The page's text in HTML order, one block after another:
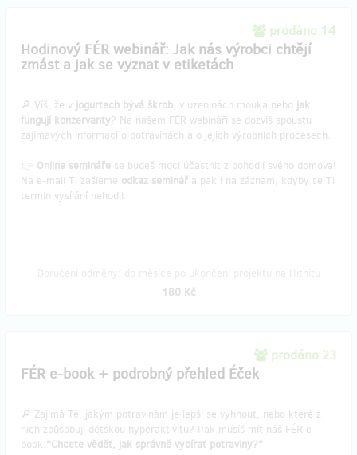
prodáno 14
Hodinový FÉR webinář: Jak nás výrobci chtějí
zmást a jak se vyznat v etiketách
🔎 Víš, že v jogurtech bývá škrob, v uzeninách mouka nebo jak
fungují konzervanty? Na našem FÉR webináři se dozvíš spoustu
zajímavých informací o potravinách a o jejich výrobních procesech.
👉 Online semináře se budeš moci účastnit z pohodlí svého domova!
Na e-mail Ti zašleme odkaz seminář a pak i na záznam, kdyby se Ti
termín vysílání nehodil.
180 Kč
prodáno 23
FÉR e-book + podrobný přehled Éček
🔎 Zajímá Tě, jakým potravinám je lepší se vyhnout, nebo které z
nich způsobují dětskou hyperaktivitu? Pak musíš mít náš FÉR e-
book “Chcete vědět, jak správně vybírat potraviny?”